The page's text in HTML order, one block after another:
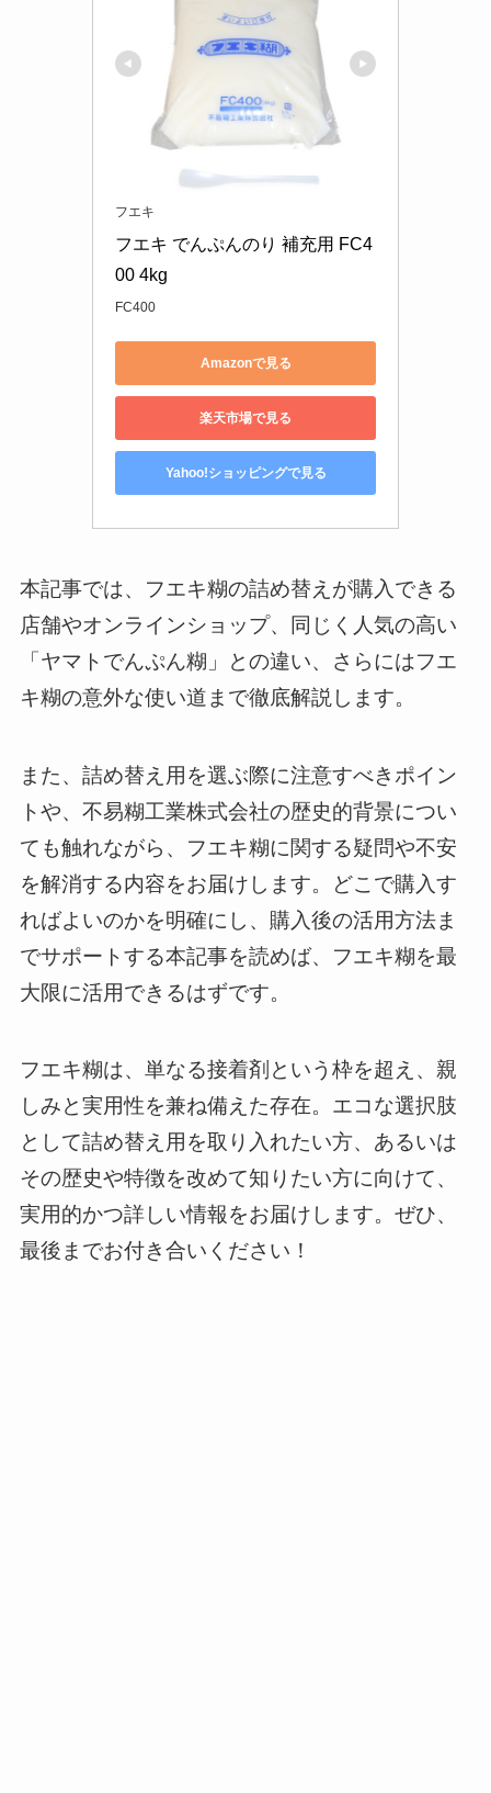
フエキ
フエキ でんぷんのり 補充用 FC4
00 4kg
FC400
Amazonで見る
楽天市場で見る
Yahoo!ショッピングで見る
本記事では、フエキ糊の詰め替えが購入できる
店舗やオンラインショップ、同じく人気の高い
「ヤマトでんぷん糊」との違い、さらにはフエ
キ糊の意外な使い道まで徹底解説します。
また、詰め替え用を選ぶ際に注意すべきポイン
トや、不易糊工業株式会社の歴史的背景につい
ても触れながら、フエキ糊に関する疑問や不安
を解消する内容をお届けします。どこで購入す
ればよいのかを明確にし、購入後の活用方法ま
でサポートする本記事を読めば、フエキ糊を最
大限に活用できるはずです。
フエキ糊は、単なる接着剤という枠を超え、親
しみと実用性を兼ね備えた存在。エコな選択肢
として詰め替え用を取り入れたい方、あるいは
その歴史や特徴を改めて知りたい方に向けて、
実用的かつ詳しい情報をお届けします。ぜひ、
最後までお付き合いください！